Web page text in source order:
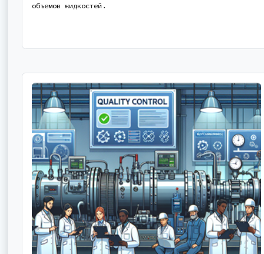
объемов жидкостей.